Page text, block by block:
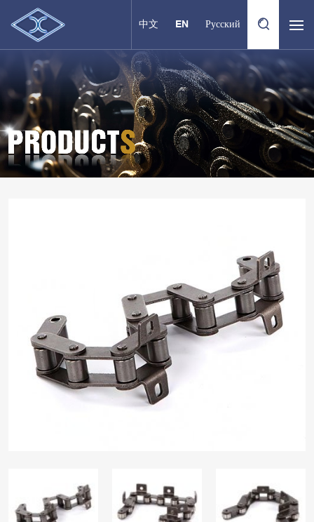
中文 EN Русский